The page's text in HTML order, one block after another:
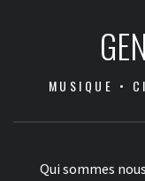
MUSIQUE •
Qui sommes